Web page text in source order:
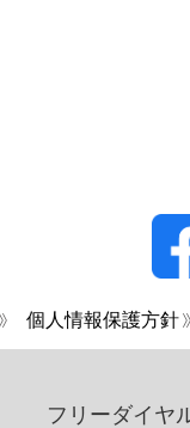
個人情報保護方針
フリーダイヤ